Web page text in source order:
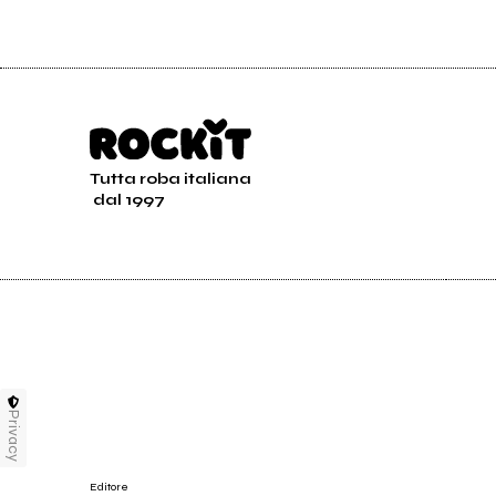
Tutta roba italiana
dal 1997
Editore
Privacy